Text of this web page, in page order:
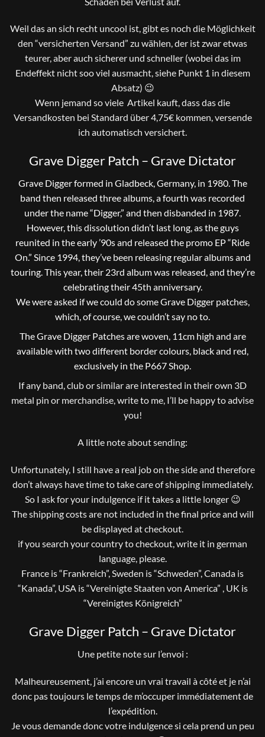
Weil das an sich recht uncool ist, gibt es noch die Möglichkeit
den “versicherten Versand” zu wählen, der ist zwar etwas
teurer, aber auch sicherer und schneller (wobei das im
Endeffekt nicht soo viel ausmacht, siehe Punkt 1 in diesem
Absatz) 😉
Wenn jemand so viele Artikel kauft, dass das die
Versandkosten bei Standard über 4,75€ kommen, versende
ich automatisch versichert.
Grave Digger Patch – Grave Dictator
Grave Digger formed in Gladbeck, Germany, in 1980. The
band then released three albums, a fourth was recorded
under the name “Digger,” and then disbanded in 1987.
However, this dissolution didn’t last long, as the guys
reunited in the early ’90s and released the promo EP “Ride
On.” Since 1994, they’ve been releasing regular albums and
touring. This year, their 23rd album was released, and they’re
celebrating their 45th anniversary.
We were asked if we could do some Grave Digger patches,
which, of course, we couldn’t say no to.
The Grave Digger Patches are woven, 11cm high and are
available with two different border colours, black and red,
exclusively in the P667 Shop.
If any band, club or similar are interested in their own 3D
metal pin or merchandise, write to me, I’ll be happy to advise
you!
A little note about sending:
Unfortunately, I still have a real job on the side and therefore
don’t always have time to take care of shipping immediately.
So I ask for your indulgence if it takes a little longer 😉
The shipping costs are not included in the final price and will
be displayed at checkout.
if you search your country to checkout, write it in german
language, please.
France is “Frankreich”, Sweden is “Schweden”, Canada is
“Kanada”, USA is “Vereinigte Staaten von America” , UK is
“Vereinigtes Königreich”
Grave Digger Patch – Grave Dictator
Une petite note sur l’envoi :
Malheureusement, j’ai encore un vrai travail à côté et je n’ai
donc pas toujours le temps de m’occuper immédiatement de
l’expédition.
Je vous demande donc votre indulgence si cela prend un peu